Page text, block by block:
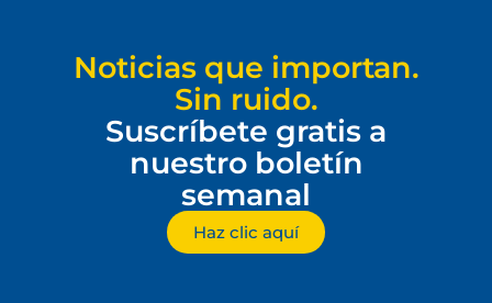
Noticias que importan.
Sin ruido.
Suscríbete gratis a
nuestro boletín
semanal
Haz clic aquí